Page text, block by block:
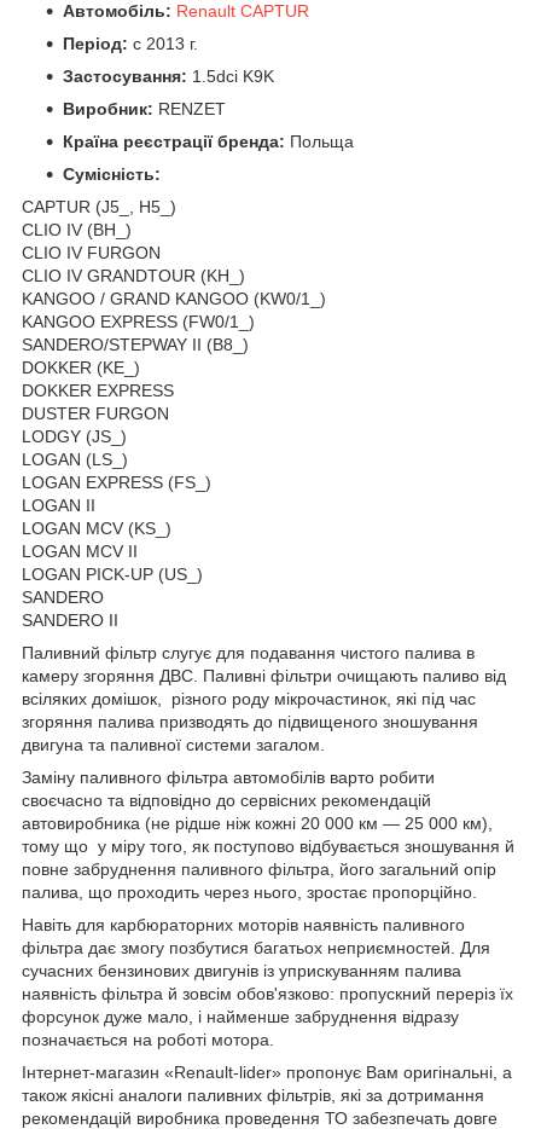
Автомобіль: Renault CAPTUR
Період: c 2013 г.
Застосування: 1.5dci K9K
Виробник: RENZET
Країна реєстрації бренда: Польща
Сумісність:
CAPTUR (J5_, H5_)
CLIO IV (BH_)
CLIO IV FURGON
CLIO IV GRANDTOUR (KH_)
KANGOO / GRAND KANGOO (KW0/1_)
KANGOO EXPRESS (FW0/1_)
SANDERO/STEPWAY II (B8_)
DOKKER (KE_)
DOKKER EXPRESS
DUSTER FURGON
LODGY (JS_)
LOGAN (LS_)
LOGAN EXPRESS (FS_)
LOGAN II
LOGAN MCV (KS_)
LOGAN MCV II
LOGAN PICK-UP (US_)
SANDERO
SANDERO II
Паливний фільтр слугує для подавання чистого палива в
камеру згоряння ДВС. Паливні фільтри очищають паливо від
всіляких домішок, різного роду мікрочастинок, які під час
згоряння палива призводять до підвищеного зношування
двигуна та паливної системи загалом.
Заміну паливного фільтра автомобілів варто робити
своєчасно та відповідно до сервісних рекомендацій
автовиробника (не рідше ніж кожні 20 000 км — 25 000 км),
тому що у міру того, як поступово відбувається зношування й
повне забруднення паливного фільтра, його загальний опір
палива, що проходить через нього, зростає пропорційно.
Навіть для карбюраторних моторів наявність паливного
фільтра дає змогу позбутися багатьох неприємностей. Для
сучасних бензинових двигунів із уприскуванням палива
наявність фільтра й зовсім обов'язково: пропускний переріз їх
форсунок дуже мало, і найменше забруднення відразу
позначається на роботі мотора.
Інтернет-магазин «Renault-lider» пропонує Вам оригінальні, а
також якісні аналоги паливних фільтрів, які за дотримання
рекомендацій виробника проведення ТО забезпечать довге